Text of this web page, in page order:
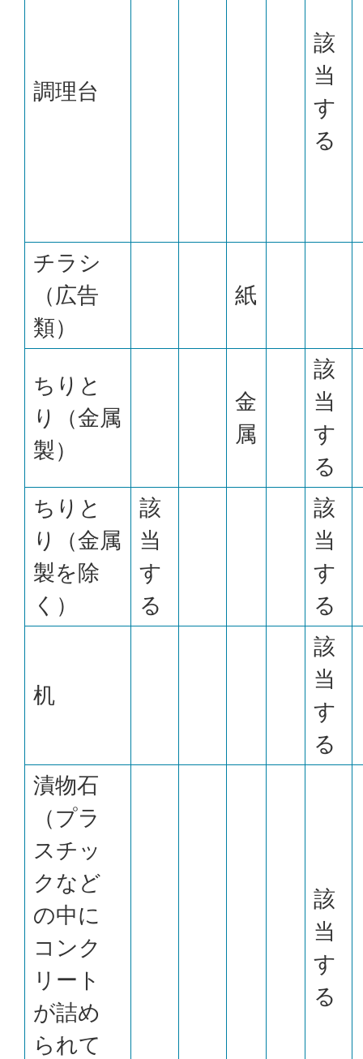
調理台
該
当
す
る
チラシ
（広告
類）
紙
ちりと
り（金属
製）
金
属
該
当
す
る
ちりと
り（金属
製を除
く）
該
当
す
る
該
当
す
る
机
該
当
す
る
漬物石
（プラ
スチッ
クなど
の中に
コンク
リート
が詰め
られて
該
当
す
る